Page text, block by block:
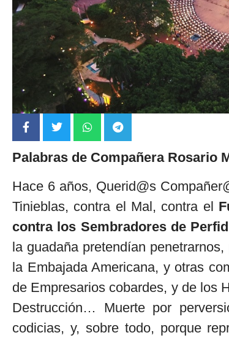
Palabras de Compañera Rosario
Hace 6 años, Querid@s
Tinieblas, contra el Mal, contra el
contra los Sembradores de
la guadaña pretendían
la Embajada Americana, y otras
de Empresarios cobardes, y de los
Destrucción… Muerte por
codicias, y, sobre todo, porque